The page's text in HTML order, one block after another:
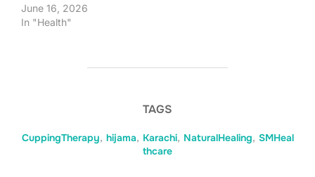
June 16, 2026
In "Health"
TAGS
CuppingTherapy, hijama, Karachi, NaturalHealing, SMHeal
thcare